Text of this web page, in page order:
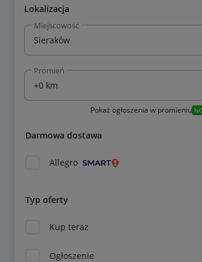
Lokalizacja
Miejscowość
Promień
Pokaż ogłoszenia w promieniu
Darmowa dostawa
Allegro
Typ oferty
Kup teraz
Ogłoszenie